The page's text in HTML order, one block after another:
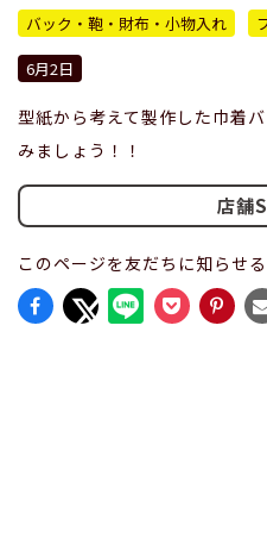
バック・鞄・財布・小物入れ
6月2日
型紙から考えて製作した巾着
みましょう！！
店舗
このページを友だちに知らせる